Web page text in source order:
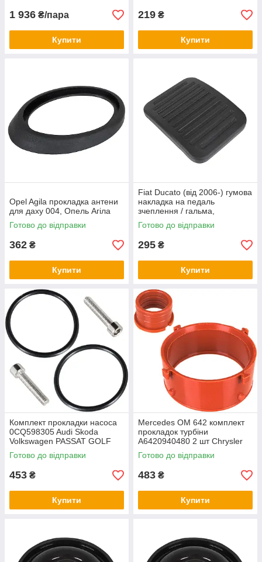
1 936 ₴/пара
Купити
219 ₴
Купити
Opel Agila прокладка антени
для даху 004, Опель Агіла
Готово до відправки
362 ₴
Купити
Fiat Ducato (від 2006-) гумова
накладка на педаль
зчеплення / гальма,
71747698 Фіат Дукато
Готово до відправки
295 ₴
Купити
Комплект прокладки насоса
0CQ598305 Audi Skoda
Volkswagen PASSAT GOLF
Готово до відправки
453 ₴
Купити
Mercedes OM 642 комплект
прокладок турбіни
A6420940480 2 шт Chrysler
300C Jeep крайслер
мерседес джип
Готово до відправки
483 ₴
Купити